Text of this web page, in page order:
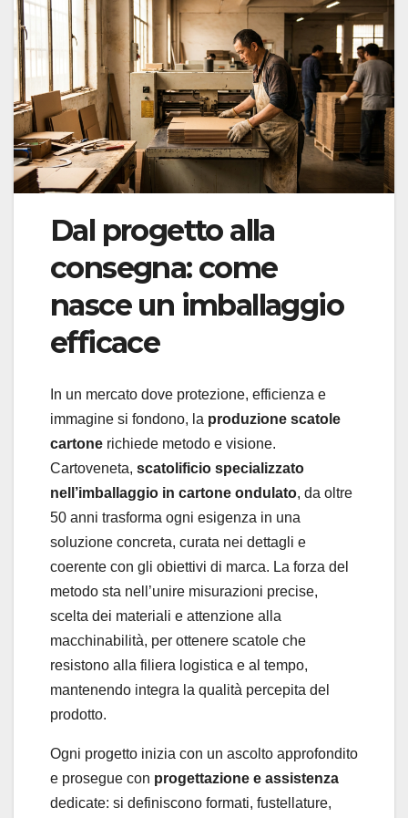
Dal progetto alla
consegna: come
nasce un imballaggio
efficace
In un mercato dove protezione, efficienza e
immagine si fondono, la produzione scatole
cartone richiede metodo e visione.
Cartoveneta, scatolificio specializzato
nell’imballaggio in cartone ondulato, da oltre
50 anni trasforma ogni esigenza in una
soluzione concreta, curata nei dettagli e
coerente con gli obiettivi di marca. La forza del
metodo sta nell’unire misurazioni precise,
scelta dei materiali e attenzione alla
macchinabilità, per ottenere scatole che
resistono alla filiera logistica e al tempo,
mantenendo integra la qualità percepita del
prodotto.
Ogni progetto inizia con un ascolto approfondito
e prosegue con progettazione e assistenza
dedicate: si definiscono formati, fustellature,